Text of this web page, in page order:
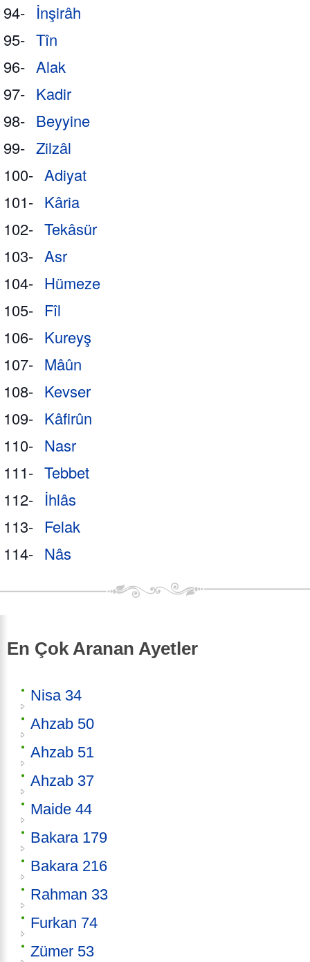
94- İnşirâh
95- Tîn
96- Alak
97- Kadir
98- Beyyine
99- Zilzâl
100- Adiyat
101- Kâria
102- Tekâsür
103- Asr
104- Hümeze
105- Fîl
106- Kureyş
107- Mâûn
108- Kevser
109- Kâfirûn
110- Nasr
111- Tebbet
112- İhlâs
113- Felak
114- Nâs
En Çok Aranan Ayetler
Nisa 34
Ahzab 50
Ahzab 51
Ahzab 37
Maide 44
Bakara 179
Bakara 216
Rahman 33
Furkan 74
Zümer 53